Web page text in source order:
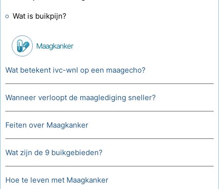
Wat is buikpijn?
Maagkanker
Wat betekent ivc-wnl op een maagecho?
Wanneer verloopt de maaglediging sneller?
Feiten over Maagkanker
Wat zijn de 9 buikgebieden?
Hoe te leven met Maagkanker